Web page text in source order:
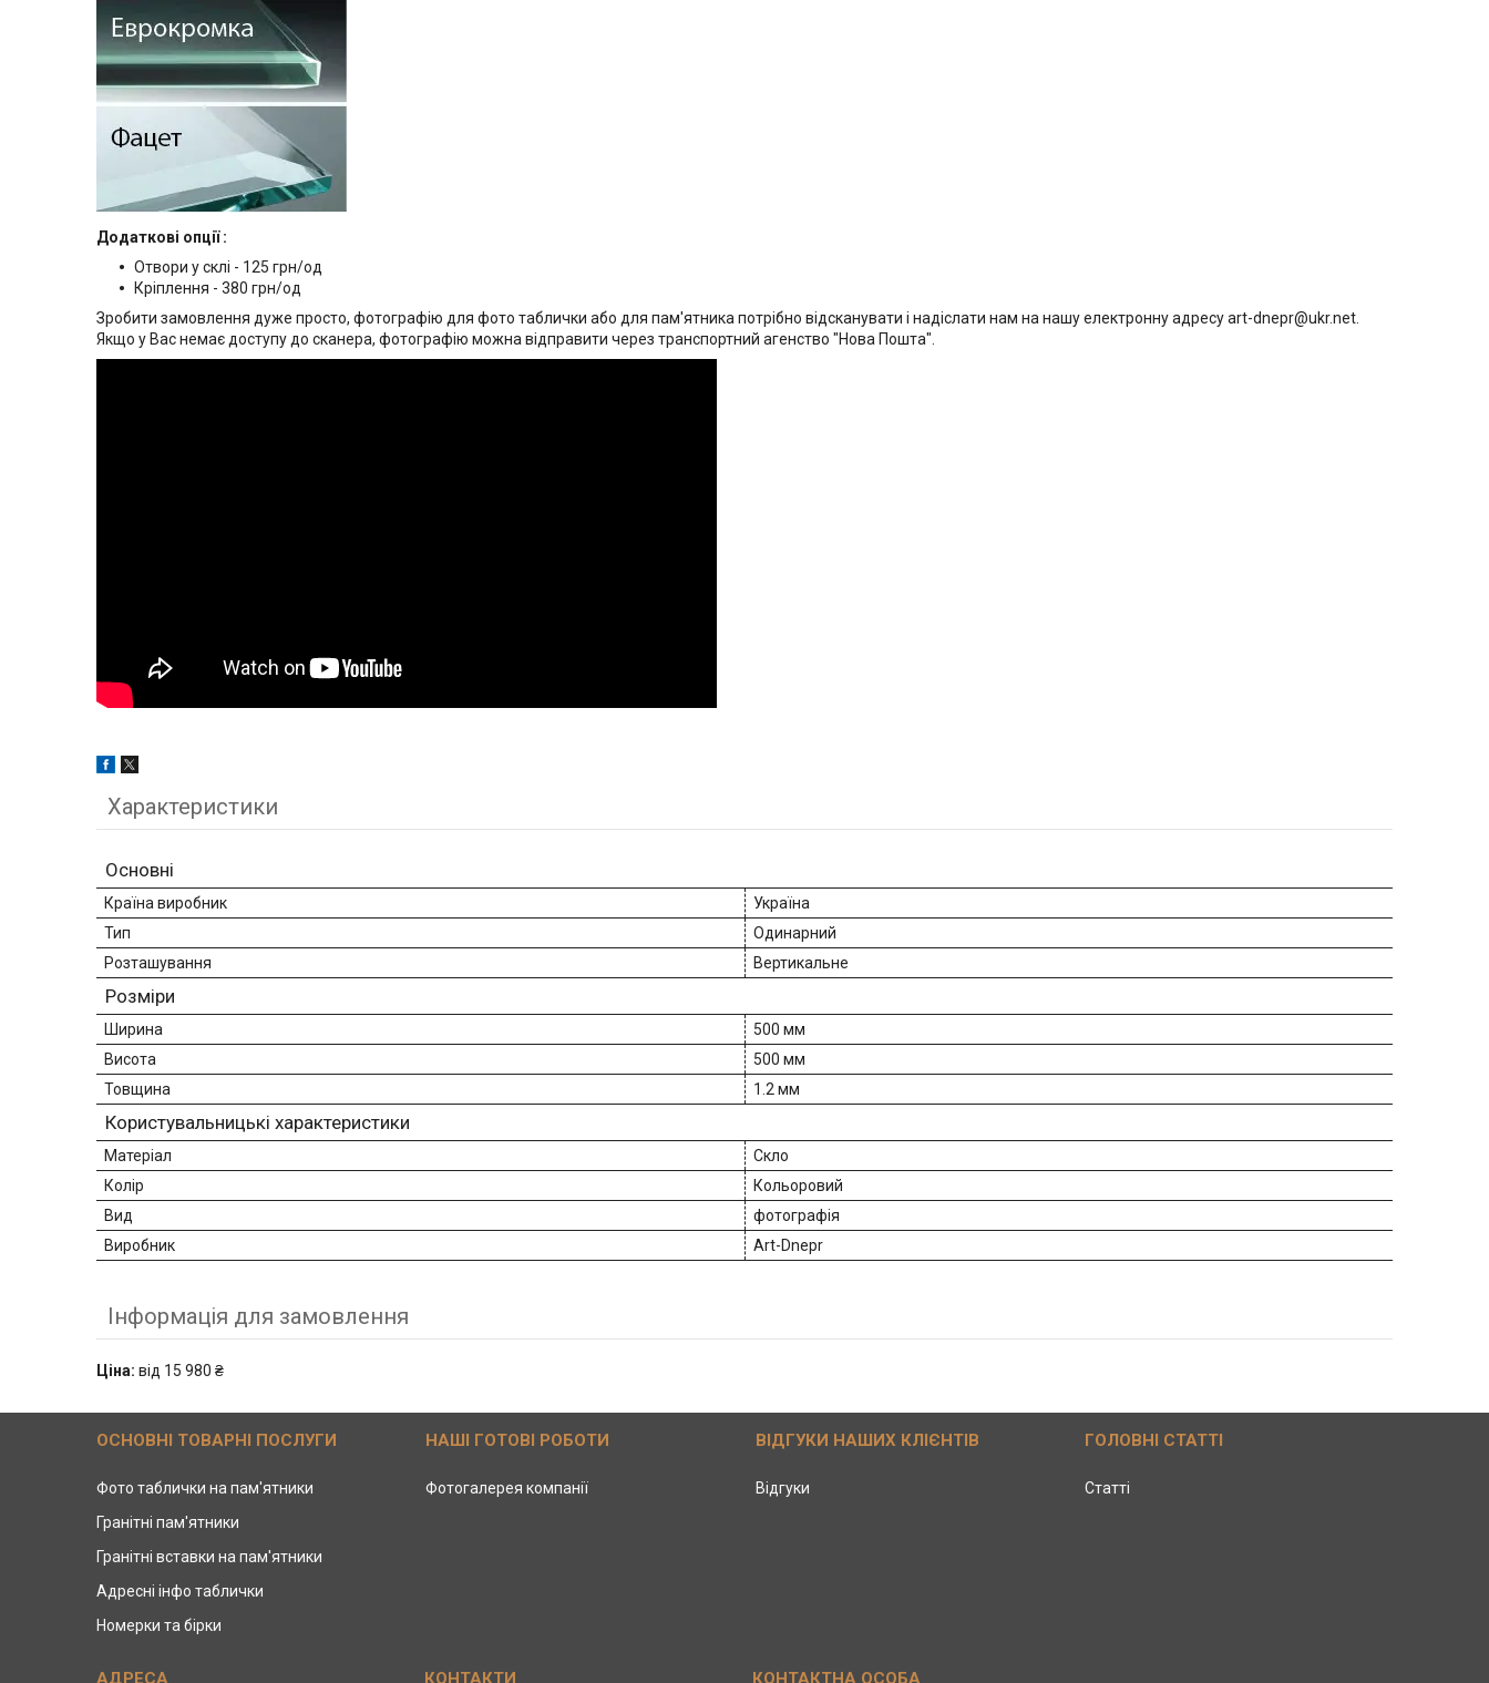
Додаткові опції :
Отвори у склі - 125 грн/од
Кріплення - 380 грн/од
Зробити замовлення дуже просто, фотографію для фото таблички або для пам'ятника потрібно відсканувати і надіслати нам на нашу електронну адресу art-dnepr@ukr.net.
Якщо у Вас немає доступу до сканера, фотографію можна відправити через транспортний агенство "Нова Пошта".
Характеристики
Основні
Країна виробник
Україна
Тип
Одинарний
Розташування
Вертикальне
Розміри
Ширина
500 мм
Висота
500 мм
Товщина
1.2 мм
Користувальницькі характеристики
Матеріал
Скло
Колір
Кольоровий
Вид
фотографія
Виробник
Art-Dnepr
Інформація для замовлення
Ціна: від 15 980 ₴
ОСНОВНІ ТОВАРНІ ПОСЛУГИ
Фото таблички на пам'ятники
Гранітні пам'ятники
Гранітні вставки на пам'ятники
Адресні інфо таблички
Номерки та бірки
НАШІ ГОТОВІ РОБОТИ
Фотогалерея компанії
ВІДГУКИ НАШИХ КЛІЄНТІВ
Відгуки
ГОЛОВНІ СТАТТІ
Статті